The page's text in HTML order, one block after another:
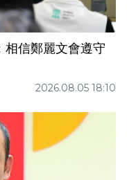
相信鄭麗文會遵守
2026.08.05 18:10